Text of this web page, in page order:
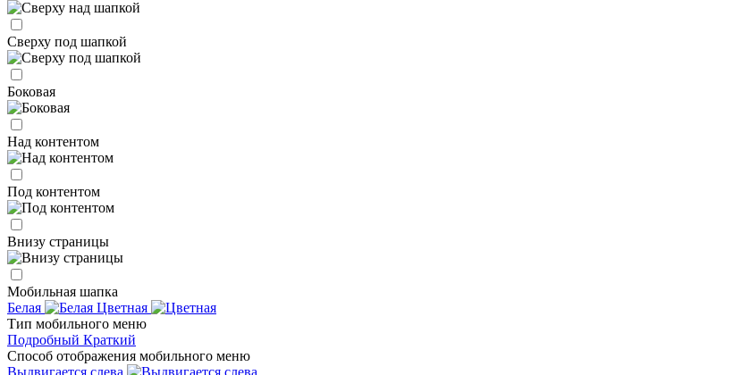
Сверху под шапкой
Боковая
Над контентом
Под контентом
Внизу страницы
Мобильная шапка
Белая
Цветная
Тип мобильного меню
Подробный Краткий
Способ отображения мобильного меню
Выдвигается слева